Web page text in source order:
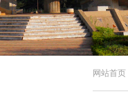
网站首页